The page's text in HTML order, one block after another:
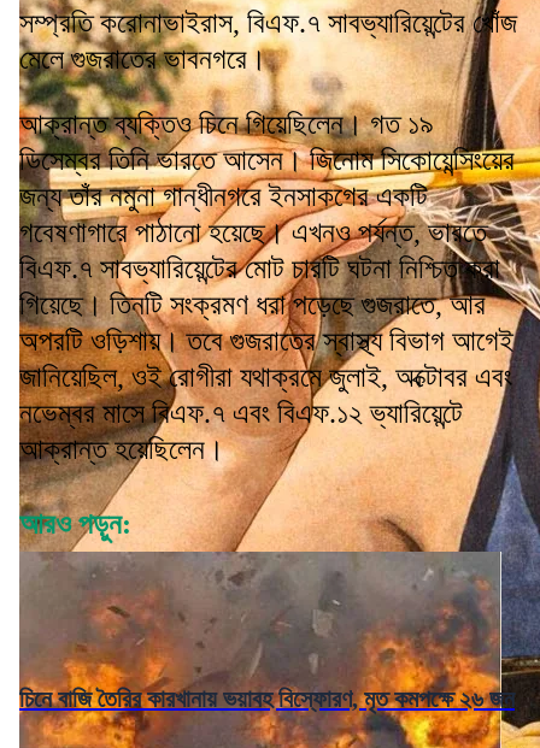
সম্প্রতি করোনাভাইরাস, বিএফ.৭ সাবভ্যারিয়েন্টের খোঁজ
মেলে গুজরাতের ভাবনগরে।
আক্রান্ত ব্যক্তিও চিনে গিয়েছিলেন। গত ১৯
ডিসেম্বর তিনি ভারতে আসেন। জিনোম সিকোয়েন্সিংয়ের
জন্য তাঁর নমুনা গান্ধীনগরে ইনসাকগের একটি
গবেষণাগারে পাঠানো হয়েছে। এখনও পর্যন্ত, ভারতে
বিএফ.৭ সাবভ্যারিয়েন্টের মোট চারটি ঘটনা নিশ্চিত করা
গিয়েছে। তিনটি সংক্রমণ ধরা পড়েছে গুজরাতে, আর
অপরটি ওড়িশায়। তবে গুজরাতের স্বাস্থ্য বিভাগ আগেই
জানিয়েছিল, ওই রোগীরা যথাক্রমে জুলাই, অক্টোবর এবং
নভেম্বর মাসে বিএফ.৭ এবং বিএফ.১২ ভ্যারিয়েন্টে
আক্রান্ত হয়েছিলেন।
আরও পড়ুন:
চিনে বাজি তৈরির কারখানায় ভয়াবহ বিস্ফোরণ, মৃত কমপক্ষে ২৬ জন